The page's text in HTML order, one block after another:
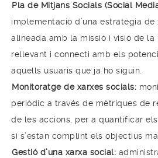
Pla de Mitjans Socials (Social
implementació d’una estratègia de
alineada amb la missió i visió de la
rellevant i connecti amb els
aquells usuaris que ja ho siguin.
Monitoratge de xarxes socials:
periòdic a través de mètriques de
de les accions, per a quantificar
si s’estan complint els objectius
Gestió d’una xarxa social: